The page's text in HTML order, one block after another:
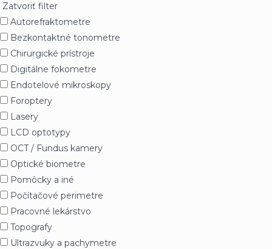
Zatvoriť filter
Autorefraktometre
Bezkontaktné tonometre
Chirurgické prístroje
Digitálne fokometre
Endotelové mikroskopy
Foroptery
Lasery
LCD optotypy
OCT / Fundus kamery
Optické biometre
Pomôcky a iné
Počítačové perimetre
Pracovné lekárstvo
Topografy
Ultrazvuky a pachymetre